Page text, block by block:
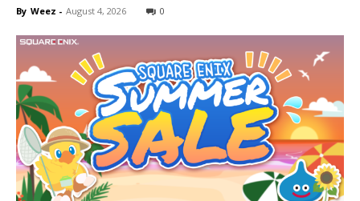
By Weez - August 4, 2026 0